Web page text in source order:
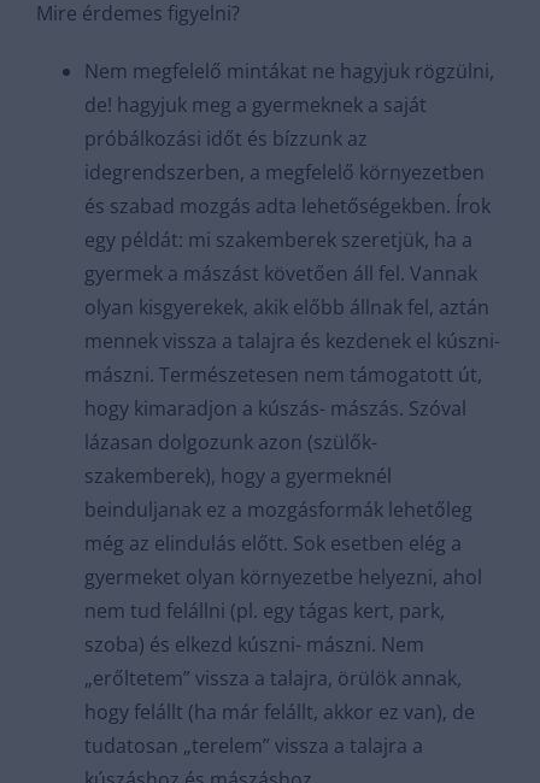
Mire érdemes figyelni?
Nem megfelelő mintákat ne hagyjuk rögzülni,
de! hagyjuk meg a gyermeknek a saját
próbálkozási időt és bízzunk az
idegrendszerben, a megfelelő környezetben
és szabad mozgás adta lehetőségekben. Írok
egy példát: mi szakemberek szeretjük, ha a
gyermek a mászást követően áll fel. Vannak
olyan kisgyerekek, akik előbb állnak fel, aztán
mennek vissza a talajra és kezdenek el kúszni-
mászni. Természetesen nem támogatott út,
hogy kimaradjon a kúszás- mászás. Szóval
lázasan dolgozunk azon (szülők-
szakemberek), hogy a gyermeknél
beinduljanak ez a mozgásformák lehetőleg
még az elindulás előtt. Sok esetben elég a
gyermeket olyan környezetbe helyezni, ahol
nem tud felállni (pl. egy tágas kert, park,
szoba) és elkezd kúszni- mászni. Nem
„erőltetem” vissza a talajra, örülök annak,
hogy felállt (ha már felállt, akkor ez van), de
tudatosan „terelem” vissza a talajra a